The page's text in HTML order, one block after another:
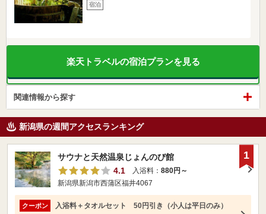
宿泊
楽天トラベルの宿泊プランを見る
関連情報から探す
新潟県の週間アクセスランキング
サウナと天然温泉じょんのび館
4.1
入浴料： 880円～
新潟県新潟市西蒲区福井4067
クーポン 入浴料＋タオルセット 50円引き（小人は平日のみ）
1